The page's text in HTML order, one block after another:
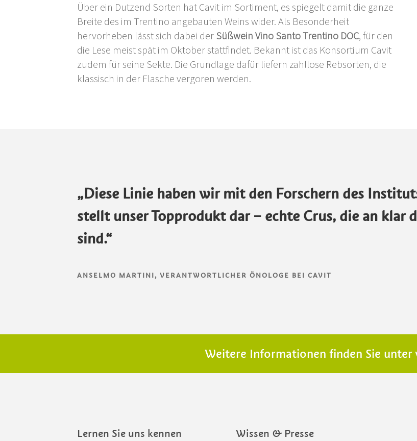
Über ein Dutzend Sorten hat Cavit im Sortiment, es spiegelt damit die ganze
Breite des im Trentino angebauten Weins wider. Als Besonderheit
hervorheben lässt sich dabei derSüßwein Vino Santo Trentino DOC, für den
die Lese meist spät im Oktober stattfindet. Bekannt ist das Konsortium Cavit
zudem für seine Sekte. Die Grundlage dafür liefern zahllose Rebsorten, die
klassisch in der Flasche vergoren werden.
„Diese Linie haben wir mit den Forschern des
stellt unser Topprodukt dar – echte Crus, die an klar
sind.“
ANSELMO MARTINI, VERANTWORTLICHER ÖNOLOGE BEI CAVIT
Weitere Informationen finden Sie unter
Lernen Sie uns kennen Wissen & Presse